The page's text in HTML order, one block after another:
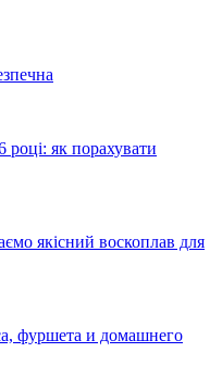
році: як порахувати
якісний воскоплав для
фуршета и домашнего